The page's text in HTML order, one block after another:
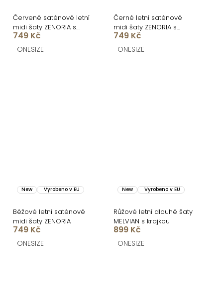
Červené saténové letní
midi šaty ZENORIA s
krajkou
749 Kč
ONESIZE
Černé letní saténové
midi šaty ZENORIA s
krajkou
749 Kč
ONESIZE
New Vyrobeno v EU
Béžové letní saténové
midi šaty ZENORIA
749 Kč
ONESIZE
New Vyrobeno v EU
Růžové letní dlouhé šaty
MELVIAN s krajkou
899 Kč
ONESIZE